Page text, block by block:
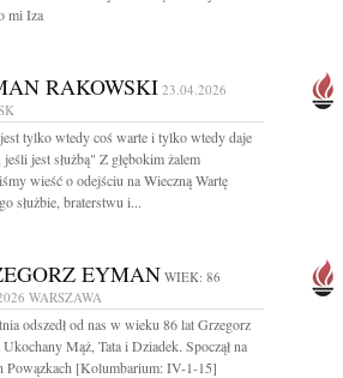
mi Iza
RAKOWSKI 23.04.2026
tylko wtedy coś warte i tylko wtedy daje
jeśli jest służbą" Z głębokim żalem
wieść o odejściu na Wieczną Wartę
służbie, braterstwu i...
EYMAN WIEK: 86
WARSZAWA
odszedł od nas w wieku 86 lat Grzegorz
Mąż, Tata i Dziadek. Spoczął na
Powązkach [Kolumbarium: IV-1-15]